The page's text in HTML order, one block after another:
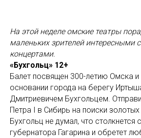
На этой неделе омские театры
маленьких зрителей интересными
концертами.
«Бухгольц» 12+
Балет посвящен 300-летию Омска
основании города на берегу
Дмитриевичем Бухгольцем.
Петра I в Сибирь на поиски
Бухгольц не думал, что столкнется
губернатора Гагарина и обретет